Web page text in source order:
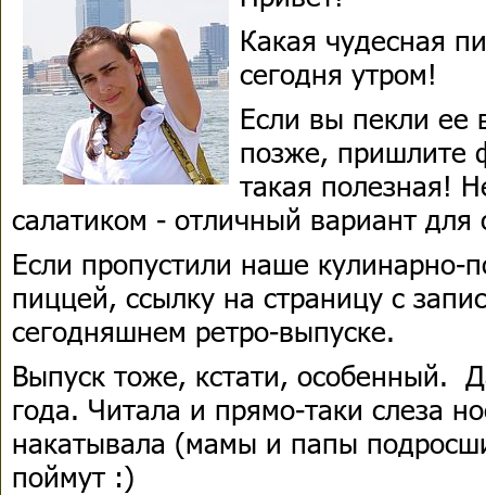
Какая чудесная
сегодня утром!
Если вы пекли ее
позже, пришлите
такая полезная!
салатиком - отличный вариант
Если пропустили наше кулинарно-
пиццей, ссылку на страницу с
сегодняшнем ретро-выпуске.
Выпуск тоже, кстати, особенный.
года. Читала и прямо-таки слеза
накатывала (мамы и папы
поймут :)